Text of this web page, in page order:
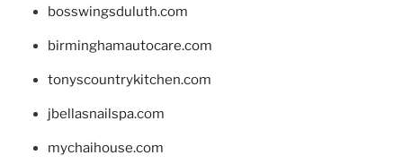
bosswingsduluth.com
birminghamautocare.com
tonyscountrykitchen.com
jbellasnailspa.com
mychaihouse.com